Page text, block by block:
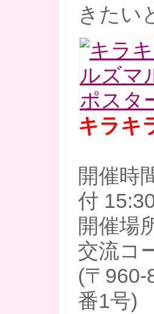
きたい
キラキ
開催時
付
開催場
交流コ
(〒960-
番1号)